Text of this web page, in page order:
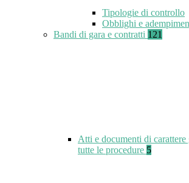
Tipologie di controllo
Obblighi e
Bandi di gara e contratti 121
Atti e documenti di carattere
tutte le procedure 5